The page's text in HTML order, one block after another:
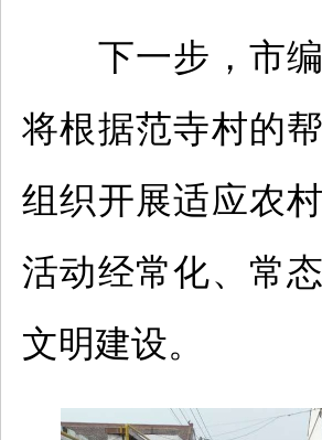
下一步，市
将根据范寺村的
组织开展适应农
活动经常化、常
文明建设。